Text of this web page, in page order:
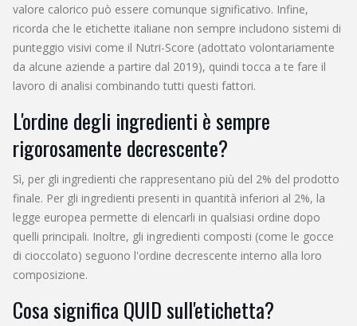
valore calorico può essere comunque significativo. Infine,
ricorda che le etichette italiane non sempre includono sistemi di
punteggio visivi come il Nutri-Score (adottato volontariamente
da alcune aziende a partire dal 2019), quindi tocca a te fare il
lavoro di analisi combinando tutti questi fattori.
L'ordine degli ingredienti è sempre
rigorosamente decrescente?
Sì, per gli ingredienti che rappresentano più del 2% del prodotto
finale. Per gli ingredienti presenti in quantità inferiori al 2%, la
legge europea permette di elencarli in qualsiasi ordine dopo
quelli principali. Inoltre, gli ingredienti composti (come le gocce
di cioccolato) seguono l'ordine decrescente interno alla loro
composizione.
Cosa significa QUID sull'etichetta?